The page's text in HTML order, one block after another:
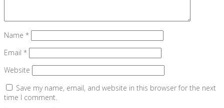
Name *
Email *
Website
Save my name, email, and website in this browser for the next
time I comment.